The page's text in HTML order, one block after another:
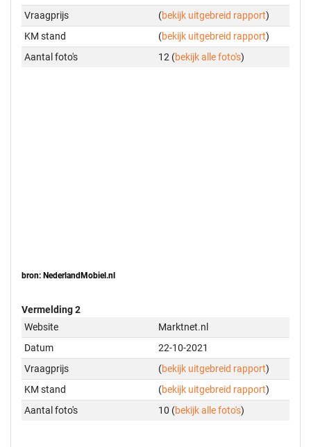
Vraagprijs
(bekijk uitgebreid rapport)
KM stand
(bekijk uitgebreid rapport)
Aantal foto's
12 (bekijk alle foto's)
bron: NederlandMobiel.nl
Vermelding 2
Website
Marktnet.nl
Datum
22-10-2021
Vraagprijs
(bekijk uitgebreid rapport)
KM stand
(bekijk uitgebreid rapport)
Aantal foto's
10 (bekijk alle foto's)